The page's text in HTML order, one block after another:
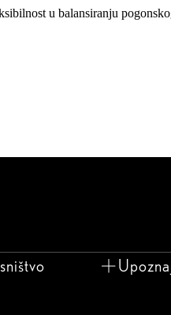
u balansiranju